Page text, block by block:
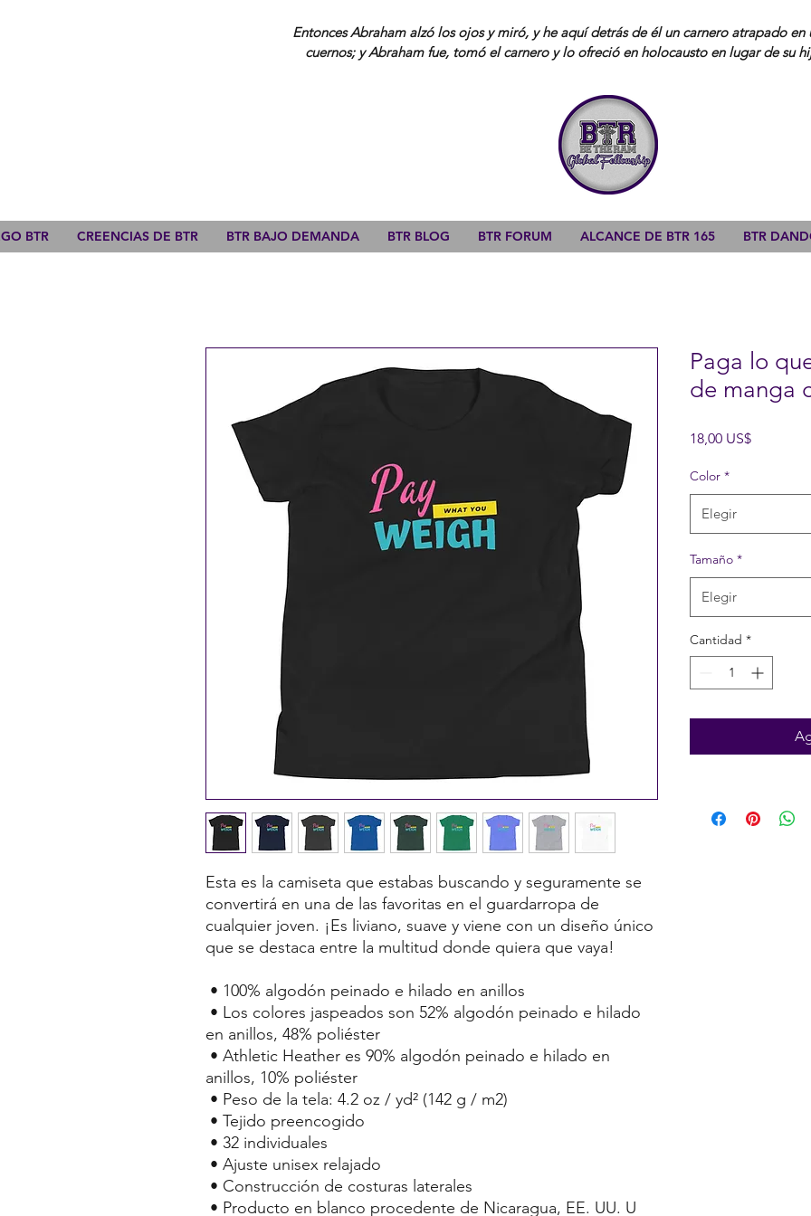
Entonces Abraham alzó los ojos y miró, y he aquí detrás de él un carnero atrapado en
cuernos; y Abraham fue, tomó el carnero y lo ofreció en holocausto en lugar de su
Esta es la camiseta que estabas buscando y seguramente se
convertirá en una de las favoritas en el guardarropa de
cualquier joven. ¡Es liviano, suave y viene con un diseño único
que se destaca entre la multitud donde quiera que vaya!
• 100% algodón peinado e hilado en anillos
en anillos, 48% poliéster
anillos, 10% poliéster
• Peso de la tela: 4.2 oz / yd² (142 g / m2)
• Tejido preencogido
• 32 individuales
• Ajuste unisex relajado
• Construcción de costuras laterales
Paga lo
de manga
18,00 US$Precio
Color *
Elegir
Tamaño *
Elegir
Cantidad *
BTR CREENCIAS DE BTR BTR BAJO DEMANDA BTR BLOG BTR FORUM ALCANCE DE BTR 165 BTR